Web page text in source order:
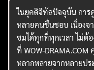
ในยุคดิจิทัลปัจจุบัน การ
หลายคนชื่นชอบ เนื่องจ
ชมได้ทุกที่ทุกเวลา ไม่ต้
ที่ WOW-
หลากหลายจากหลายปร